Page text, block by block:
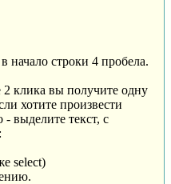
начало строки 4 пробела.
клика вы получите одну
хотите произвести
выделите текст, с
select)